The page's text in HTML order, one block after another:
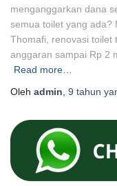
menganggarkan dana
semua toilet yang ada?
Thomafi, renovasi toilet
anggaran sampai Rp 2
Read more…
Oleh admin 9 tahun